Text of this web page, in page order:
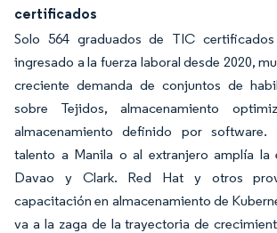
certificados
Solo 564 graduados de TIC
ingresado a la fuerza laboral desde 2020,
creciente demanda de conjuntos de
sobre Tejidos, almacenamiento
almacenamiento definido por
talento a Manila o al extranjero amplía la
Davao y Clark. Red Hat y otros
capacitación en almacenamiento de
va a la zaga de la trayectoria de